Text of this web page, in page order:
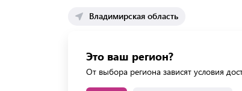
Владимирская область
Это ваш регион?
От выбора региона зависят условия